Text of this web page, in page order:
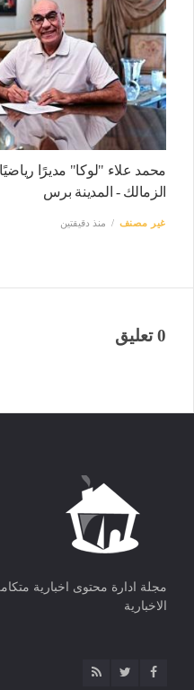
محمد علاء "لوكا" مديرًا
الزمالك - المدينة برس
غير مصنف منذ دقيقتين
0 تعليق
مجلة ادارة محتوى اخبارية
الاخبارية